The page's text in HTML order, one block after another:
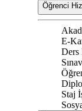
Öğrenci
E-
Ders
Staj